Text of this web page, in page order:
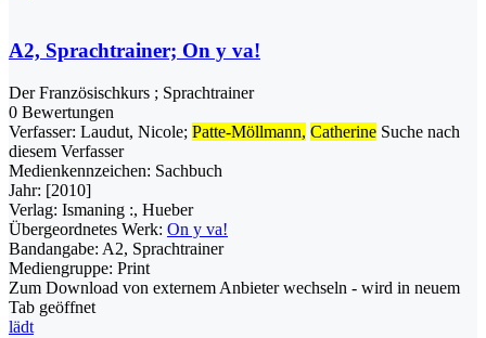
A2, Sprachtrainer; On y va!
Der Französischkurs ; Sprachtrainer
0 Bewertungen
Verfasser: Laudut, Nicole; Patte-Möllmann, Catherine Suche nach
diesem Verfasser
Medienkennzeichen: Sachbuch
Jahr: [2010]
Verlag: Ismaning :, Hueber
Übergeordnetes Werk: On y va!
Bandangabe: A2, Sprachtrainer
Mediengruppe: Print
Zum Download von externem Anbieter wechseln - wird in neuem
Tab geöffnet
lädt